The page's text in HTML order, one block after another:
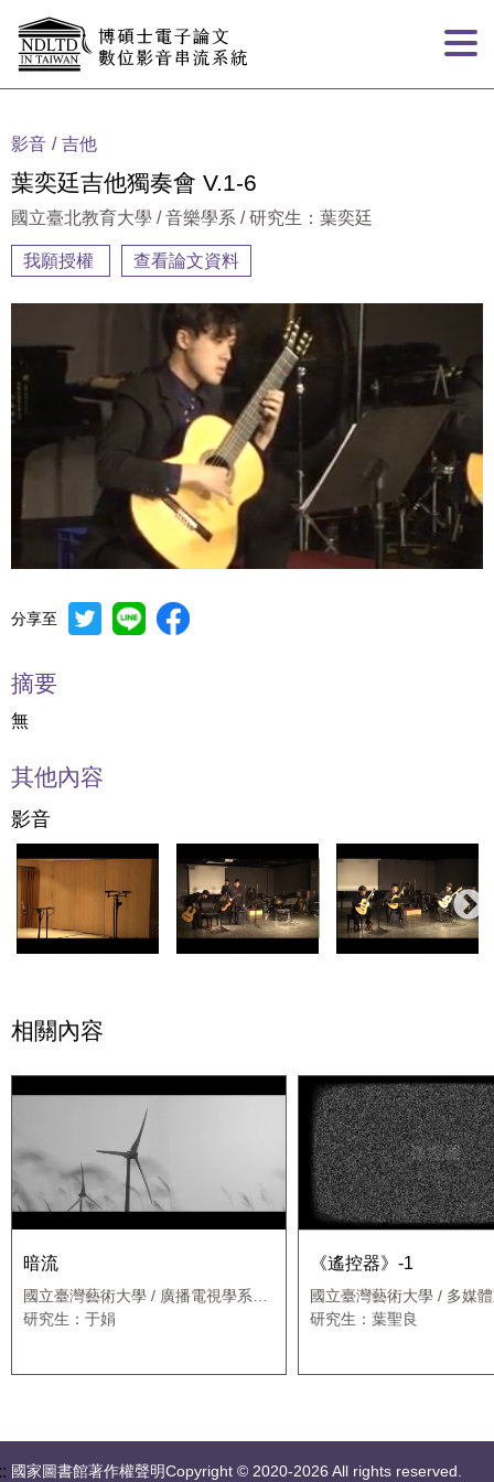
影音 吉他
葉奕廷吉他獨奏會 V.1-6
國立臺北教育大學 / 音樂學系 / 研究生：葉奕廷
我願授權 查看論文資料
分享至
摘要
無
其他內容
影音
相關內容
暗流
國立臺灣藝術大學 / 廣播電視學系應
用媒體藝術碩士班
研究生：于娟
《遙控器》-1
國立臺灣藝術大學 / 多媒
學系碩士班
研究生：葉聖良
國家圖書館著作權聲明Copyright © 2020-2026 All rights reserved.